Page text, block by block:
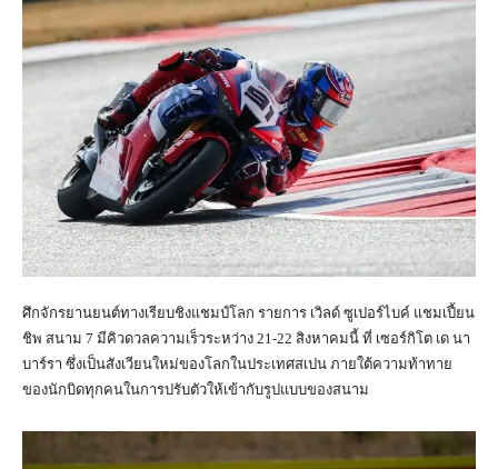
ศึกจักรยานยนต์ทางเรียบชิงแชมป์โลก รายการ เวิลด์ ซูเปอร์ไบค์ แชมเปี้ยน
ชิพ สนาม 7 มีคิวดวลความเร็วระหว่าง 21-22 สิงหาคมนี้ ที่ เซอร์กิโต เด นา
บาร์รา ซึ่งเป็นสังเวียนใหม่ของโลกในประเทศสเปน ภายใต้ความท้าทาย
ของนักบิดทุกคนในการปรับตัวให้เข้ากับรูปแบบของสนาม